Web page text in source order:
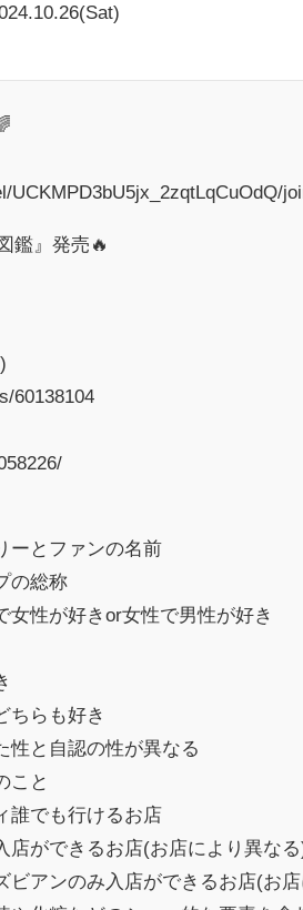
UCKMPD3bU5jx_2zqtLqCuOdQ/
鑑』発売🔥
60138104
ーとファンの名前
の総称
性が好きor女性で男性が好き
ちらも好き
性と自認の性が異なる
こと
誰でも行けるお店
店ができるお店(お店により異なる
ビアンのみ入店ができるお店(お